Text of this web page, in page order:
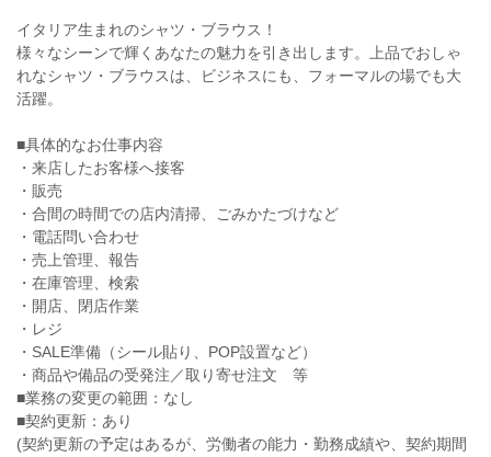
イタリア生まれのシャツ・ブラウス！
様々なシーンで輝くあなたの魅力を引き出します。上品でおしゃ
れなシャツ・ブラウスは、ビジネスにも、フォーマルの場でも大
活躍。
■具体的なお仕事内容
・来店したお客様へ接客
・販売
・合間の時間での店内清掃、ごみかたづけなど
・電話問い合わせ
・売上管理、報告
・在庫管理、検索
・開店、閉店作業
・レジ
・SALE準備（シール貼り、POP設置など）
・商品や備品の受発注／取り寄せ注文 等
■業務の変更の範囲：なし
■契約更新：あり
(契約更新の予定はあるが、労働者の能力・勤務成績や、契約期間